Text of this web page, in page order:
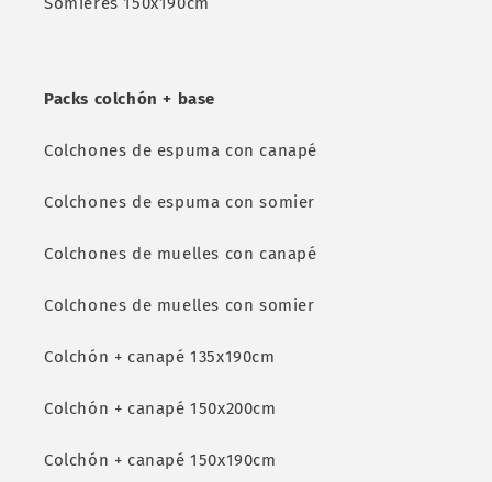
Packs colchón + base
Colchones de espuma con canapé
Colchones de espuma con somier
Colchones de muelles con canapé
Colchones de muelles con somier
Colchón + canapé 135x190cm
Colchón + canapé 150x200cm
Colchón + canapé 150x190cm